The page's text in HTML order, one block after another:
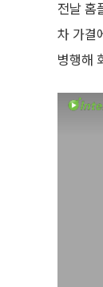
전날 홈
차 가결
병행해